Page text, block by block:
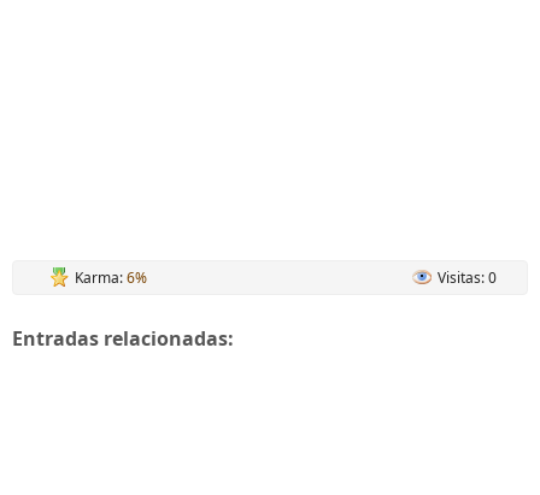
Karma:6% Visitas: 0
Entradas relacionadas: